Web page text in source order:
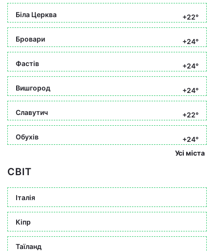
Біла Церква +22°
Бровари +24°
Фастів +24°
Вишгород +24°
Славутич +22°
Обухів
+24°
Усі міста
СВІТ
Італія
Кіпр
Таїланд